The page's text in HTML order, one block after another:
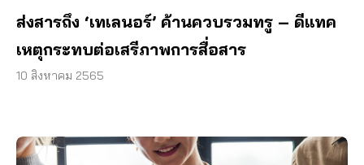
ส่งสารถึง ‘เทเลนอร์’ ค้านควบรวมทรู – ดีแทค
เหตุกระทบต่อเสรีภาพการสื่อสาร
10 สิงหาคม 2565